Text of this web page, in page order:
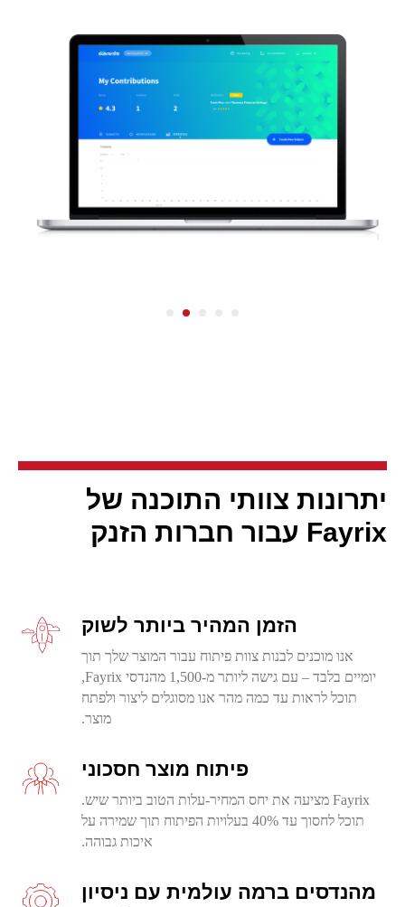
יתרונות צוותי התוכנה של
Fayrix עבור חברות הזנק
הזמן המהיר ביותר לשוק
אנו מוכנים לבנות צוות פיתוח עבור המוצר שלך תוך
יומיים בלבד – עם גישה ליותר מ-1,500 מהנדסי Fayrix,
תוכל לראות עד כמה מהר אנו מסוגלים ליצור ולפתח
מוצר.
פיתוח מוצר חסכוני
Fayrix מציעה את יחס המחיר-עלות הטוב ביותר שיש.
תוכל לחסוך עד 40% בעלויות הפיתוח תוך שמירה על
איכות גבוהה.
מהנדסים ברמה עולמית עם ניסיון